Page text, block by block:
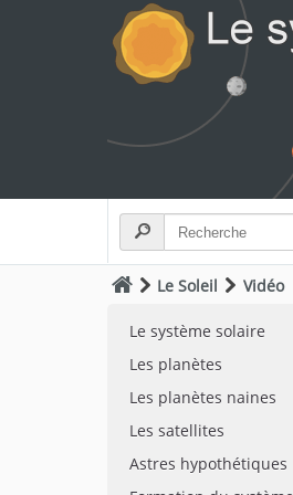
Le Soleil Vidéo
Le système solaire
Les planètes
Les planètes naines
Les satellites
Astres hypothétiques